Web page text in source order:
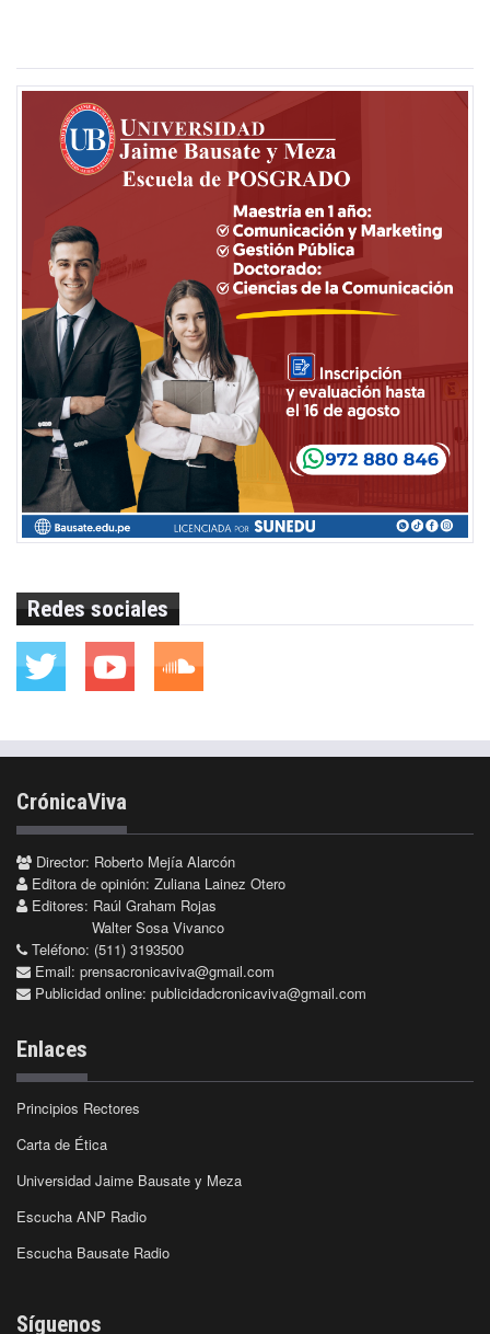
Redes sociales
CrónicaViva
Director: Roberto Mejía Alarcón
Editora de opinión: Zuliana Lainez Otero
Editores: Raúl Graham Rojas
Walter Sosa Vivanco
Teléfono: (511) 3193500
Email: prensacronicaviva@gmail.com
Publicidad online: publicidadcronicaviva@gmail.com
Enlaces
Principios Rectores
Carta de Ética
Universidad Jaime Bausate y Meza
Escucha ANP Radio
Escucha Bausate Radio
Síguenos